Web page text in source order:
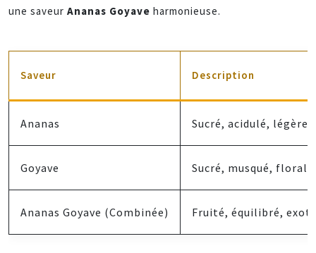
une saveur Ananas Goyave harmonieuse.
Saveur Description
Ananas Sucré, acidulé,
Goyave Sucré, musqué, floral
Ananas Goyave (Combinée) Fruité, équilibré,